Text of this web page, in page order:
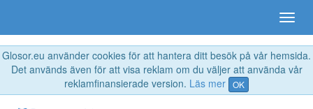
Glosor.eu använder cookies för att hantera ditt besök på vår hemsida.
Det används även för att visa reklam om du väljer att använda vår
reklamfinansierade version. Läs mer OK